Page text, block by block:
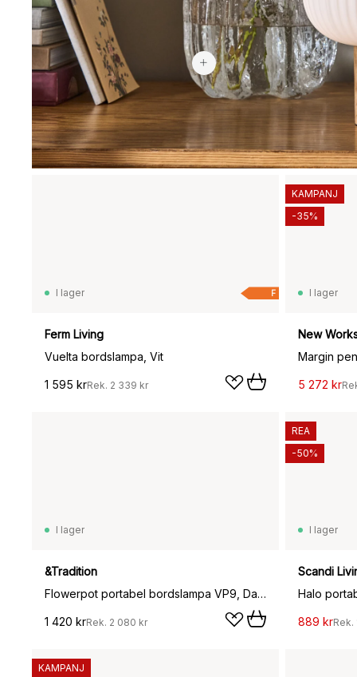
2 969 kr
F
I lager
Ferm Living
Vuelta bordslampa, Vit
1 595 krRek. 2 339 kr
I lager
New
Margin
5 272 kr
KAMPANJ
-35%
I lager
&Tradition
Flowerpot portabel bordslampa VP9, Dark plum
1 420 krRek. 2 080 kr
I lager
Scandi
Halo
889 krRek.
REA
-50%
KAMPANJ